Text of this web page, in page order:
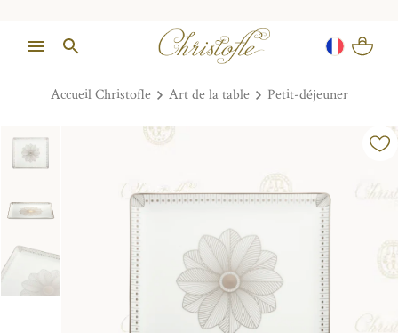
Accueil Christofle Art de la table Petit-déjeuner